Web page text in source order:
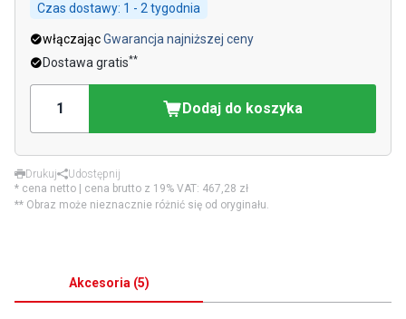
Czas dostawy: 1 - 2 tygodnia
włączającGwarancja najniższej ceny
Dostawa gratis**
Dodaj do koszyka
Drukuj
Udostępnij
* cena netto | cena brutto z 19% VAT: 467,28 zł
** Obraz może nieznacznie różnić się od oryginału.
Akcesoria (5)